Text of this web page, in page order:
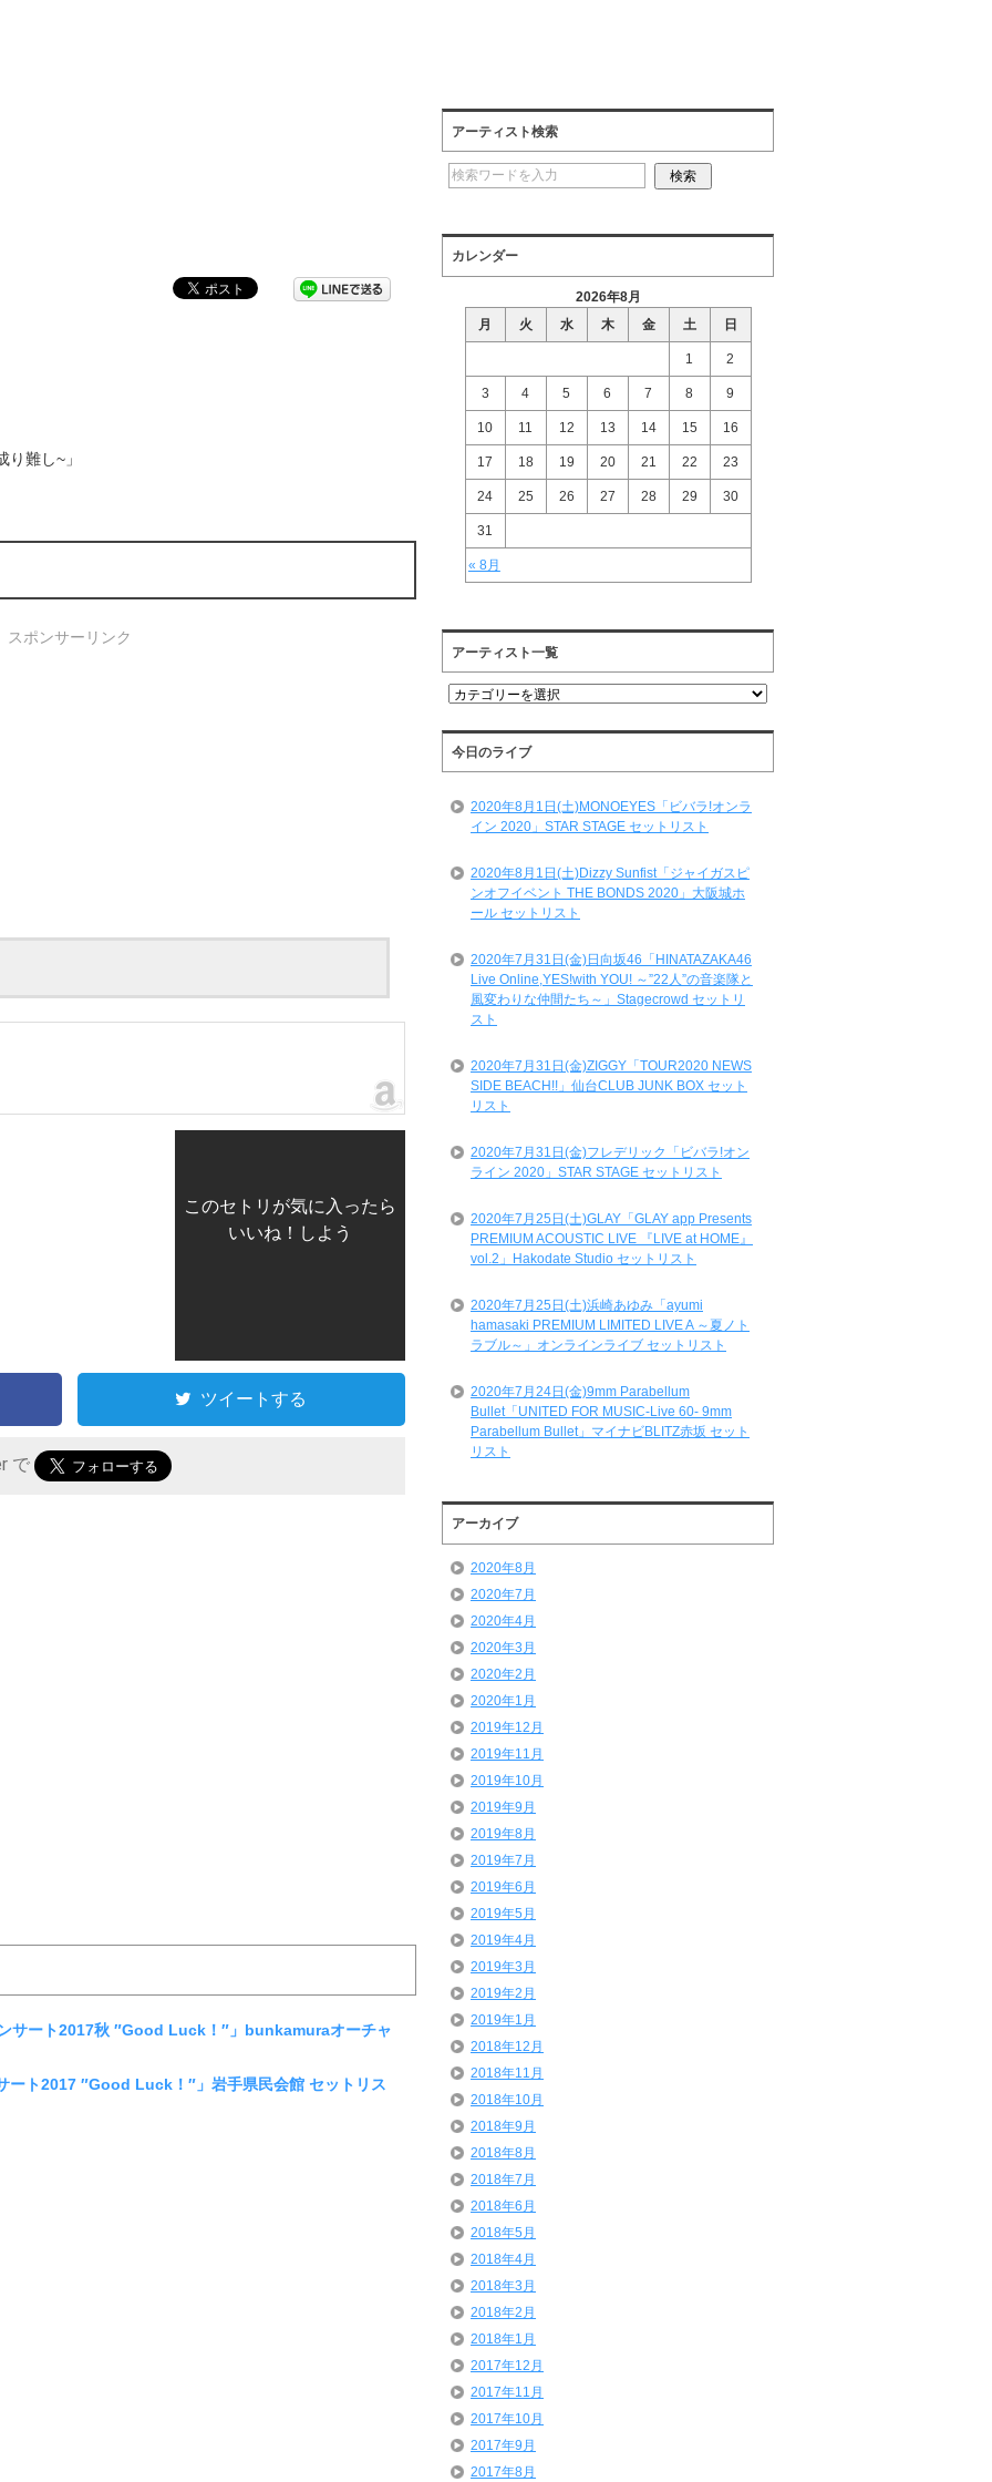
り難し~」
スポンサーリンク
このセトリが気に入ったら
いいね！しよう
ツイートする
で
サート2017秋 ″Good Luck！″」bunkamuraオーチャ
ート2017 ″Good Luck！″」岩手県民会館 セットリス
アーティスト検索
カレンダー
2026年8月
月
火 水 木 金 土 日
« 8月
1 2
3 4 5 6 7 8 9
10 11 12 13 14 15 16
17 18 19 20 21 22 23
24 25 26 27 28 29 30
31
アーティスト一覧
ア
テ
ィ
ス
一
今日のライブ
2020年8月1日(土)MONOEYES「ビバラ!オンラ
イン 2020」STAR STAGE セットリスト
2020年8月1日(土)Dizzy Sunfist「ジャイガスピ
ンオフイベント THE BONDS 2020」大阪城ホ
ール セットリスト
2020年7月31日(金)日向坂46「HINATAZAKA46
Live Online,YES!with YOU! ～”22人”の音楽隊と
風変わりな仲間たち～」Stagecrowd セットリ
スト
2020年7月31日(金)ZIGGY「TOUR2020 NEWS
SIDE BEACH!!」仙台CLUB JUNK BOX セット
リスト
2020年7月31日(金)フレデリック「ビバラ!オン
ライン 2020」STAR STAGE セットリスト
2020年7月25日(土)GLAY「GLAY app Presents
PREMIUM ACOUSTIC LIVE 『LIVE at HOME』
vol.2」Hakodate Studio セットリスト
2020年7月25日(土)浜崎あゆみ「ayumi
hamasaki PREMIUM LIMITED LIVE A ～夏ノト
ラブル～」オンラインライブ セットリスト
2020年7月24日(金)9mm Parabellum
Bullet「UNITED FOR MUSIC-Live 60- 9mm
Parabellum Bullet」マイナビBLITZ赤坂 セット
リスト
アーカイブ
2020年8月
2020年7月
2020年4月
2020年3月
2020年2月
2020年1月
2019年12月
2019年11月
2019年10月
2019年9月
2019年8月
2019年7月
2019年6月
2019年5月
2019年4月
2019年3月
2019年2月
2019年1月
2018年12月
2018年11月
2018年10月
2018年9月
2018年8月
2018年7月
2018年6月
2018年5月
2018年4月
2018年3月
2018年2月
2018年1月
2017年12月
2017年11月
2017年10月
2017年9月
2017年8月